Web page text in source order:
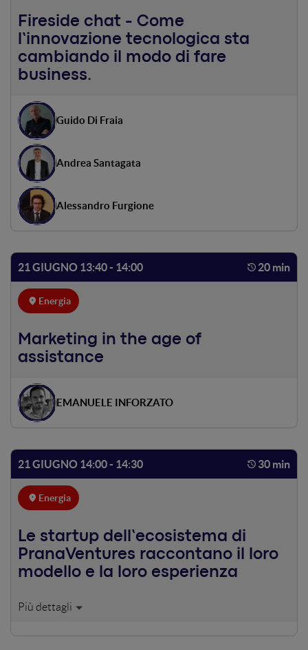
Fireside chat - Come
l’innovazione tecnologica sta
cambiando il modo di fare
business.
Guido Di Fraia
Andrea Santagata
Alessandro Furgione
21 GIUGNO 13:40 - 14:00 20 min
Energia
Marketing in the age of
assistance
EMANUELE INFORZATO
21 GIUGNO 14:00 - 14:30 30 min
Energia
Le startup dell’ecosistema di
PranaVentures raccontano il loro
modello e la loro esperienza
Question&Answer